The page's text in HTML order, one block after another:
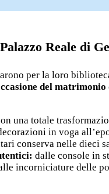
Reale di
per la loro
del
una totale
in voga
conserva nelle dieci
dalle console in
incorniciature delle